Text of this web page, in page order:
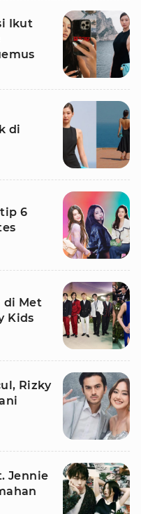
Ikut
di
6
di Met
Kids
Rizky
Jennie